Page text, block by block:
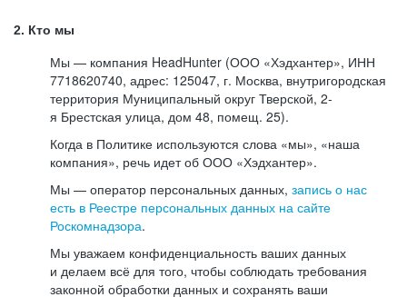
2. Кто мы
Мы — компания HeadHunter (ООО «Хэдхантер», ИНН
7718620740, адрес: 125047, г. Москва, внутригородская
территория Муниципальный округ Тверской, 2-
я Брестская улица, дом 48, помещ. 25).
Когда в Политике используются слова «мы», «наша
компания», речь идет об ООО «Хэдхантер».
Мы — оператор персональных данных, запись о нас
есть в Реестре персональных данных на сайте
Роскомнадзора.
Мы уважаем конфиденциальность ваших данных
и делаем всё для того, чтобы соблюдать требования
законной обработки данных и сохранять ваши